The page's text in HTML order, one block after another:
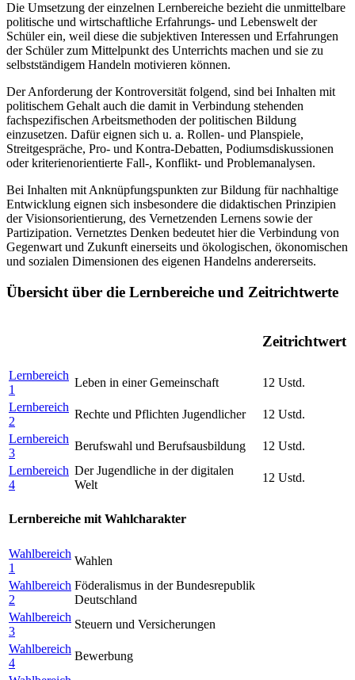
Die Umsetzung der einzelnen Lernbereiche bezieht die unmittelbare
politische und wirtschaftliche Erfahrungs- und Lebenswelt der
Schüler ein, weil diese die subjektiven Interessen und Erfahrungen
der Schüler zum Mittelpunkt des Unterrichts machen und sie zu
selbstständigem Handeln motivieren können.
Der Anforderung der Kontroversität folgend, sind bei Inhalten mit
politischem Gehalt auch die damit in Verbindung stehenden
fachspezifischen Arbeitsmethoden der politischen Bildung
einzusetzen. Dafür eignen sich u. a. Rollen- und Planspiele,
Streitgespräche, Pro- und Kontra-Debatten, Podiumsdiskussionen
oder kriterienorientierte Fall-, Konflikt- und Problemanalysen.
Bei Inhalten mit Anknüpfungspunkten zur Bildung für nachhaltige
Entwicklung eignen sich insbesondere die didaktischen Prinzipien
der Visionsorientierung, des Vernetzenden Lernens sowie der
Partizipation. Vernetztes Denken bedeutet hier die Verbindung von
Gegenwart und Zukunft einerseits und ökologischen, ökonomischen
und sozialen Dimensionen des eigenen Handelns andererseits.
Übersicht über die Lernbereiche und Zeitrichtwerte
Zeitrichtwert
Lernbereich
1
Leben in einer Gemeinschaft
12 Ustd.
Lernbereich
2
Rechte und Pflichten Jugendlicher
12 Ustd.
Lernbereich
3
Berufswahl und Berufsausbildung
12 Ustd.
Lernbereich
4
Der Jugendliche in der digitalen
Welt
12 Ustd.
Lernbereiche mit Wahlcharakter
Wahlbereich
1
Wahlen
Wahlbereich
2
Föderalismus in der Bundesrepublik
Deutschland
Wahlbereich
3
Steuern und Versicherungen
Wahlbereich
4
Bewerbung